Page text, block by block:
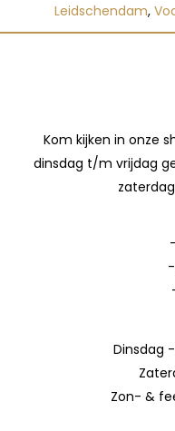
Leidschendam,
Kom kijken in onze
dinsdag t/m vrijdag
-
-
Dinsdag
Zon- &